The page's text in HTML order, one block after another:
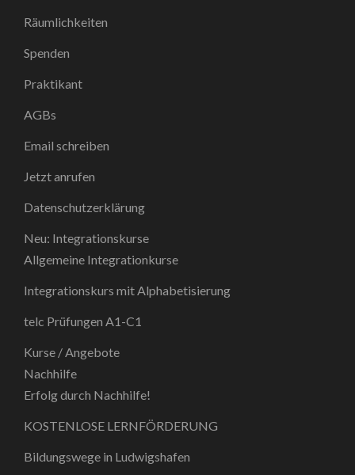
Räumlichkeiten
Spenden
Praktikant
AGBs
Email schreiben
Jetzt anrufen
Datenschutzerklärung
Neu: Integrationskurse
Allgemeine Integrationkurse
Integrationskurs mit Alphabetisierung
telc Prüfungen A1-C1
Kurse / Angebote
Nachhilfe
Erfolg durch Nachhilfe!
KOSTENLOSE LERNFÖRDERUNG
Bildungswege in Ludwigshafen